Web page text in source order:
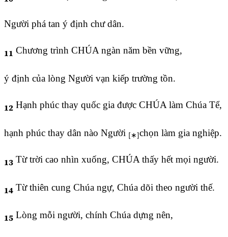
Người phá tan ý định chư dân.
11 Chương trình CHÚA ngàn năm bền vững,
ý định của lòng Người vạn kiếp trường tồn.
12 Hạnh phúc thay quốc gia được CHÚA làm Chúa Tể,
hạnh phúc thay dân nào Người chọn làm gia nghiệp.
13 Từ trời cao nhìn xuống, CHÚA thấy hết mọi người.
14 Từ thiên cung Chúa ngự, Chúa dõi theo người thế.
15 Lòng mỗi người, chính Chúa dựng nên,